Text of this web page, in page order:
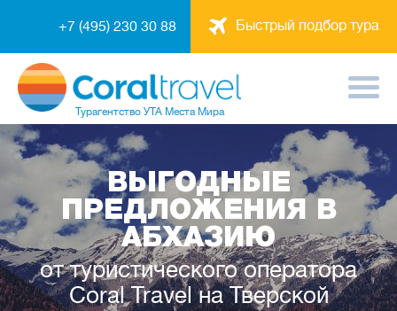
Быстрый подбор тура
+7 (495) 230 30 88
Турагентство УТА Места Мира
ВЫГОДНЫЕ
ПРЕДЛОЖЕНИЯ В
АБХАЗИЮ
от туристического оператора
Coral Travel на Тверской